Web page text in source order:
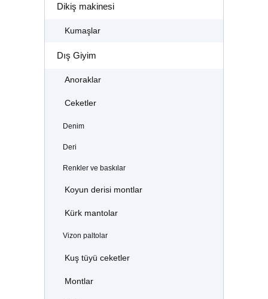
Dikiş makinesi
Kumaşlar
Dış Giyim
Anoraklar
Ceketler
Denim
Deri
Renkler ve baskılar
Koyun derisi montlar
Kürk mantolar
Vizon paltolar
Kuş tüyü ceketler
Montlar